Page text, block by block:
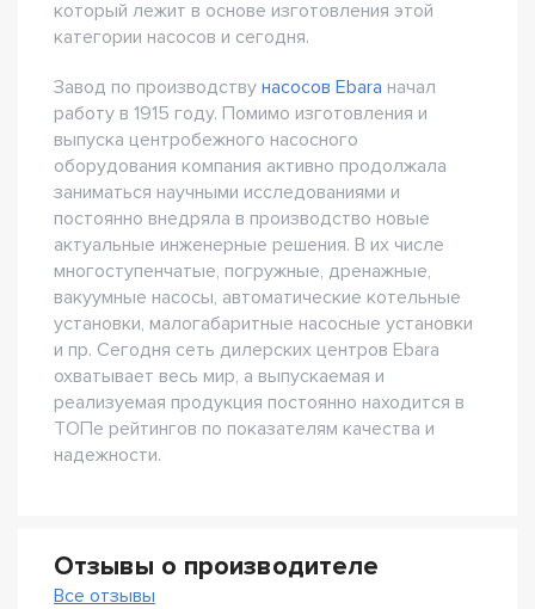
который лежит в основе изготовления этой
категории насосов и сегодня.
Завод по производству насосов Ebara начал
работу в 1915 году. Помимо изготовления и
выпуска центробежного насосного
оборудования компания активно продолжала
заниматься научными исследованиями и
постоянно внедряла в производство новые
актуальные инженерные решения. В их числе
многоступенчатые, погружные, дренажные,
вакуумные насосы, автоматические котельные
установки, малогабаритные насосные установки
и пр. Сегодня сеть дилерских центров Ebara
охватывает весь мир, а выпускаемая и
реализуемая продукция постоянно находится в
ТОПе рейтингов по показателям качества и
надежности.
Отзывы о производителе
Все отзывы